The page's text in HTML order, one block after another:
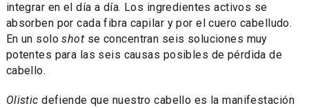
integrar en el día a día. Los ingredientes activos se
absorben por cada fibra capilar y por el cuero cabelludo.
En un soloshot se concentran seis soluciones muy
potentes para las seis causas posibles de pérdida de
cabello.
Olistic defiende que nuestro cabello es la manifestación